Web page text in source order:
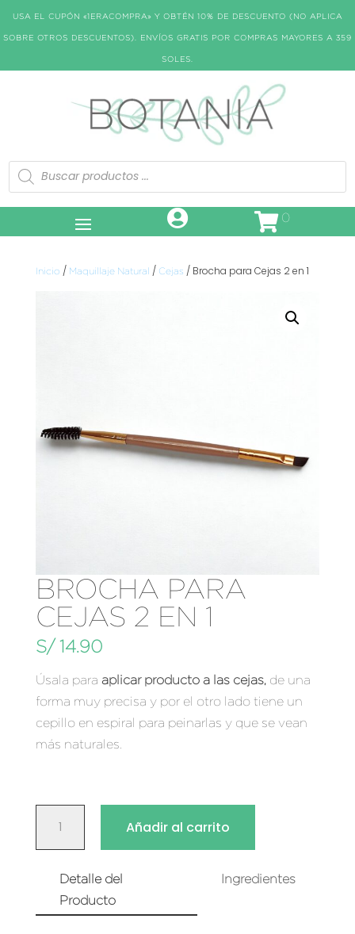
USA EL CUPÓN «1ERACOMPRA» Y OBTÉN 10% DE DESCUENTO (NO APLICA
SOBRE OTROS DESCUENTOS). ENVÍOS GRATIS POR COMPRAS MAYORES A 359
SOLES.
Búsqueda
de
productos
0
Inicio / Maquillaje Natural / Cejas / Brocha para Cejas 2 en 1
BROCHA PARA
CEJAS 2 EN 1
S/14.90
Úsala para aplicar producto a las cejas, de una
forma muy precisa y por el otro lado tiene un
cepillo en espiral para peinarlas y que se vean
más naturales.
PARA
Añadir al carrito
Detalle del
Producto
Ingredientes